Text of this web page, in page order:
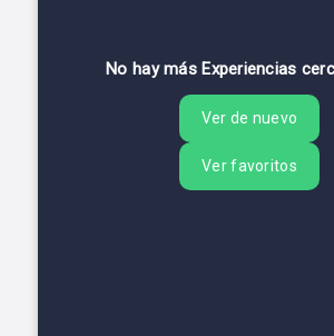
No hay más Experiencias
Ver de nuevo
Ver favoritos